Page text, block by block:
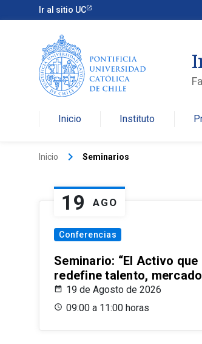
Ir al sitio UC
Inicio Instituto
Inicio keyboard_arrow_right Seminarios
19 AGO
Conferencias
Seminario: “El Activo
redefine talento,
19 de Agosto de 2026
09:00 a 11:00 horas